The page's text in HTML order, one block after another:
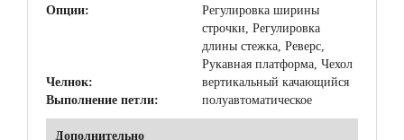
Опции:
Регулировка ширины
строчки, Регулировка
длины стежка, Реверс,
Рукавная платформа, Чехол
Челнок:
вертикальный качающийся
Выполнение петли:
полуавтоматическое
Дополнительно